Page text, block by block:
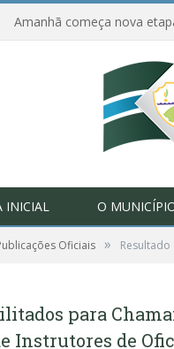
INICIAL O
Oficiais »
para
Instrutores de